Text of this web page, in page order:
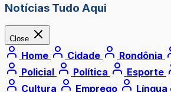
Notícias Tudo Aqui
Close
Home Cidade Rondônia
Policial
Política Esporte
Cultura
Emprego Língua